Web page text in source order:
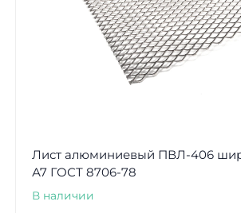
Лист алюминиевый ПВЛ-406
А7 ГОСТ 8706-78
В наличии